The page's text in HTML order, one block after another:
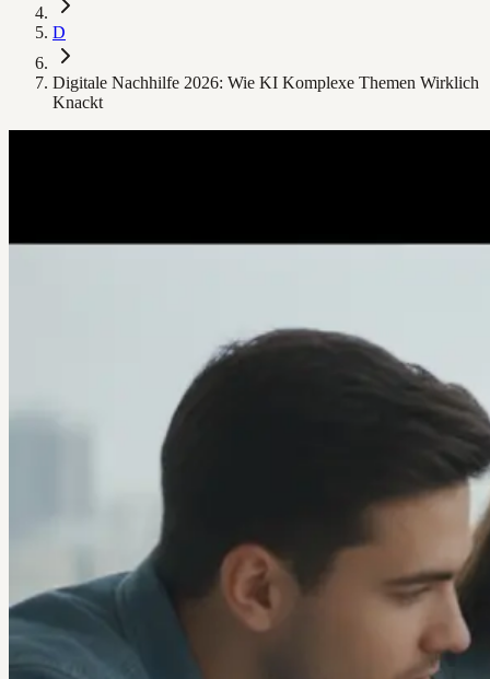
D
Digitale Nachhilfe 2026: Wie KI Komplexe Themen Wirklich
Knackt